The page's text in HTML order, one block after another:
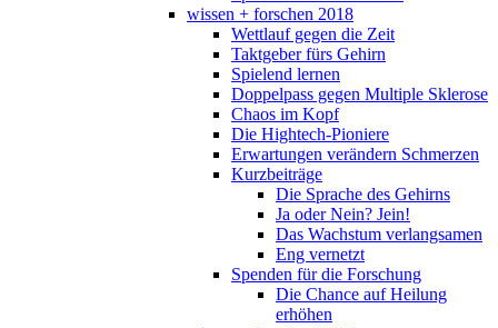
wissen + forschen 2018
Wettlauf gegen die Zeit
Taktgeber fürs Gehirn
Spielend lernen
Doppelpass gegen Multiple Sklerose
Chaos im Kopf
Die Hightech-Pioniere
Erwartungen verändern Schmerzen
Kurzbeiträge
Die Sprache des Gehirns
Ja oder Nein? Jein!
Das Wachstum verlangsamen
Eng vernetzt
Spenden für die Forschung
Die Chance auf Heilung
erhöhen